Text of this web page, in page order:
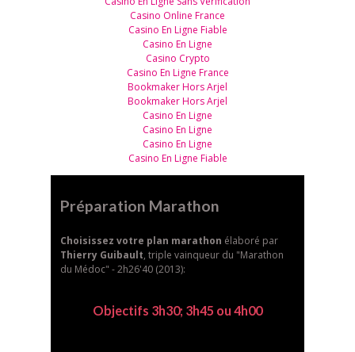
Casino Online France
Casino En Ligne Fiable
Casino En Ligne
Casino Crypto
Casino En Ligne France
Bookmaker Hors Arjel
Bookmaker Hors Arjel
Casino En Ligne
Casino En Ligne
Casino En Ligne
Casino En Ligne Fiable
Préparation Marathon
Choisissez votre plan marathon élaboré par
Thierry Guibault, triple vainqueur du "Marathon
du Médoc" - 2h26'40 (2013):
Objectifs 3h30; 3h45 ou 4h00